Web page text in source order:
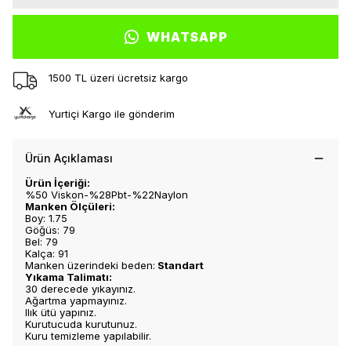
WHATSAPP
1500 TL üzeri ücretsiz kargo
Yurtiçi Kargo ile gönderim
Ürün Açıklaması
Ürün İçeriği:
%50 Viskon-%28Pbt-%22Naylon
Manken Ölçüleri:
Boy: 1.75
Göğüs: 79
Bel: 79
Kalça: 91
Manken üzerindeki beden: Standart
Yıkama Talimatı:
30 derecede yıkayınız.
Ağartma yapmayınız.
Ilık ütü yapınız.
Kurutucuda kurutunuz.
Kuru temizleme yapılabilir.